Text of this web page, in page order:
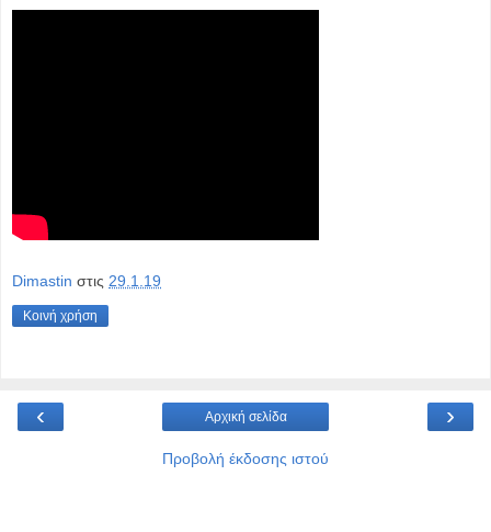
Dimastin στις 29.1.19
Κοινή χρήση
‹ ›
Αρχική σελίδα
Προβολή έκδοσης ιστού